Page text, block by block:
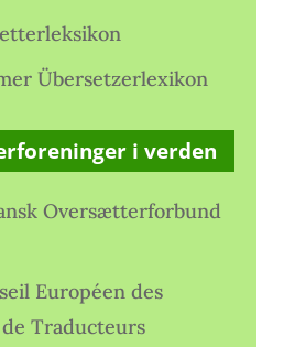
Übersetzerlexikon
i verden
Oversætterforbund
Européen des
Traducteurs